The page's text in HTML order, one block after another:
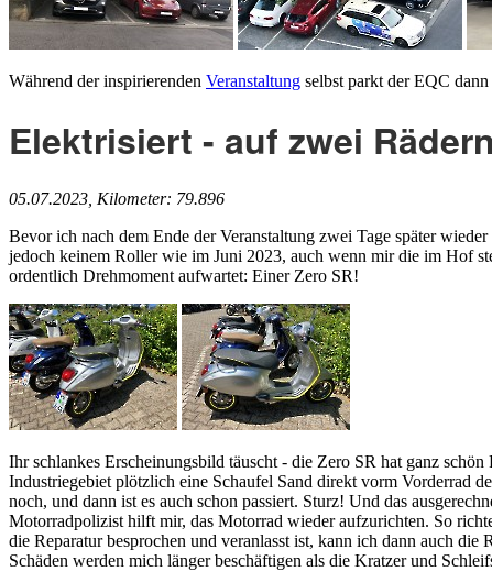
Während der inspirierenden Veranstaltung selbst parkt der EQC
Elektrisiert - auf zwei Rädern
05.07.2023, Kilometer: 79.896
Bevor ich nach dem Ende der Veranstaltung zwei Tage später
jedoch keinem Roller wie im Juni 2023, auch wenn mir die im Hof
ordentlich Drehmoment aufwartet: Einer Zero SR!
Ihr schlankes Erscheinungsbild täuscht - die Zero SR hat ganz
Industriegebiet plötzlich eine Schaufel Sand direkt vorm Vorderrad
noch, und dann ist es auch schon passiert. Sturz! Und das
Motorradpolizist hilft mir, das Motorrad wieder aufzurichten. So
die Reparatur besprochen und veranlasst ist, kann ich dann auch
Schäden werden mich länger beschäftigen als die Kratzer und